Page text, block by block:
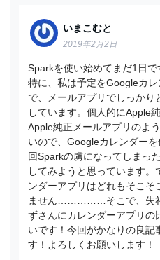
いまこむと
2019年2月2日
Sparkを使い始めてまだ1日で
特に、私は予定をGoogleカ
で、メールアプリでしっかり
しています。個人的にApple
Apple純正メールアプリのよ
いので、Googleカレンダー
回Sparkの虜になってしまっ
してみようと思っています
ンダーアプリはどれもそこ
ません……………そこで、失礼
ずさんにカレンダーアプリの
いです！今回がかなりの良記
す！よろしくお願いします！